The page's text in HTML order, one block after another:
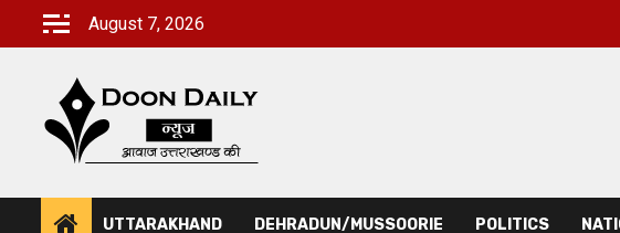
August 7, 2026
UTTARAKHAND DEHRADUN/MUSSOORIE POLITICS